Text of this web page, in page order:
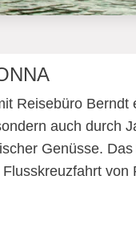
Reisebüro Berndt
auch durch
Genüsse.
von